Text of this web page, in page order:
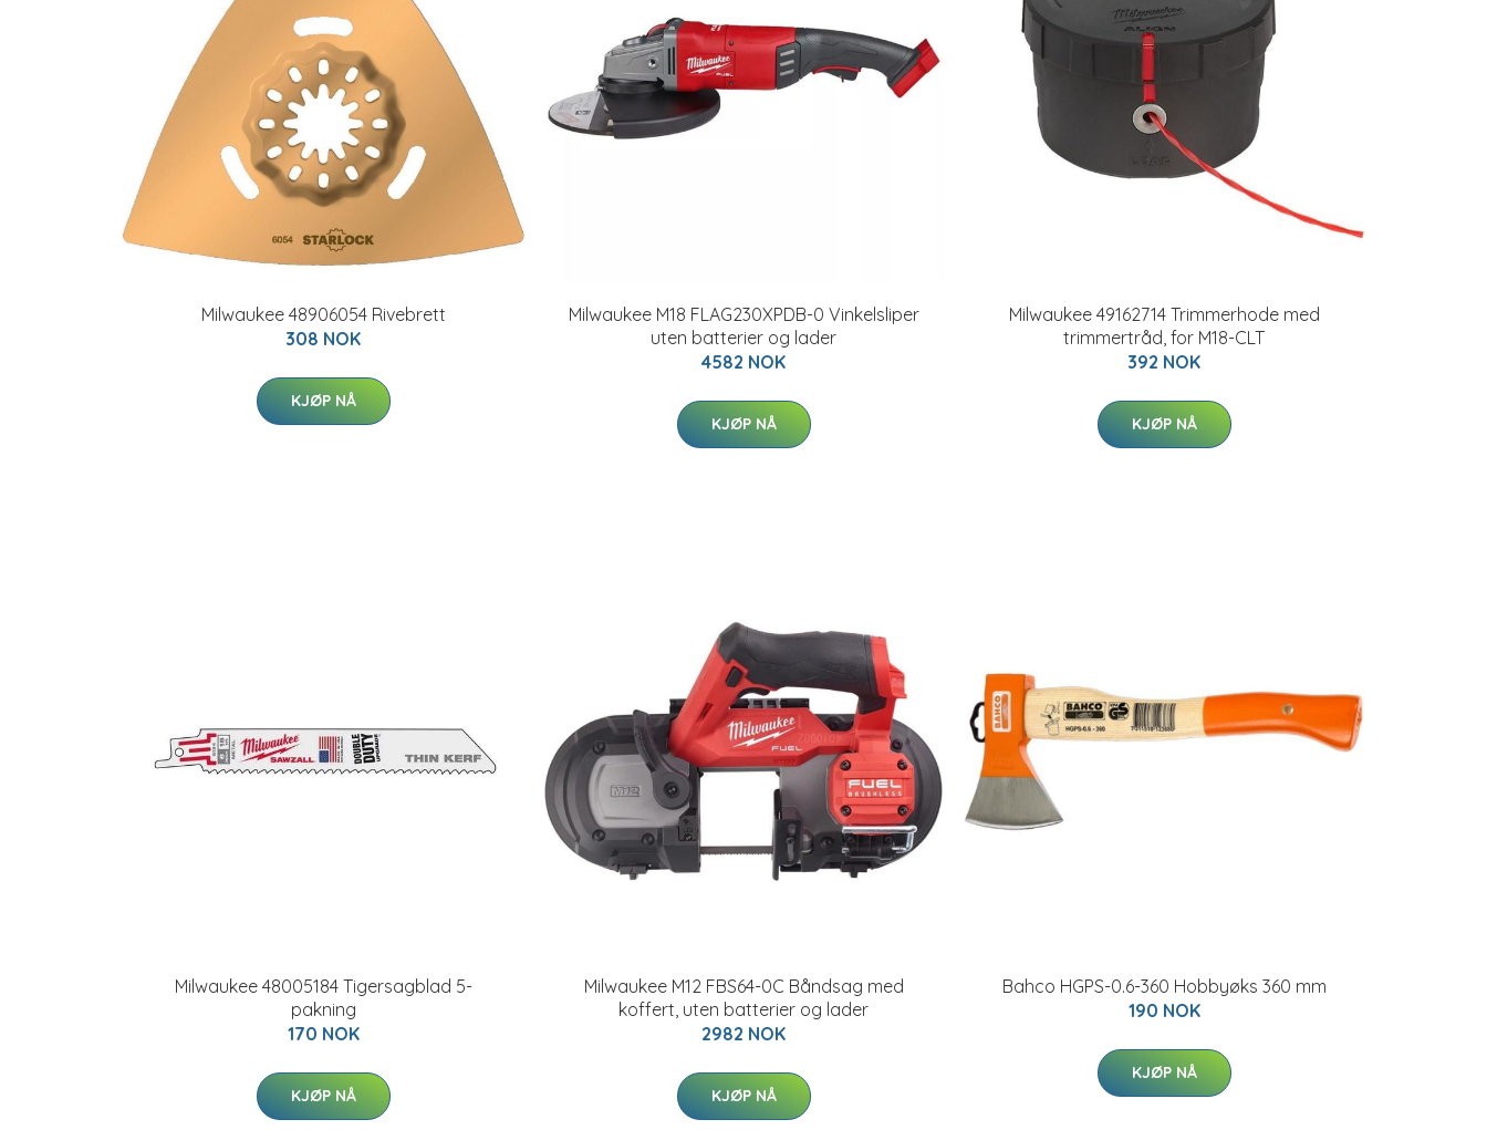
Milwaukee 48906054 Rivebrett
308 NOK
KJØP NÅ
Milwaukee M18 FLAG230XPDB-0 Vinkelsliper
uten batterier og lader
4582 NOK
KJØP NÅ
Milwaukee 49162714 Trimmerhode med
trimmertråd, for M18-CLT
392 NOK
KJØP NÅ
Milwaukee 48005184 Tigersagblad 5-
pakning
170 NOK
KJØP NÅ
Milwaukee M12 FBS64-0C Båndsag med
koffert, uten batterier og lader
2982 NOK
KJØP NÅ
Bahco HGPS-0.6-360 Hobbyøks 360 mm
190 NOK
KJØP NÅ